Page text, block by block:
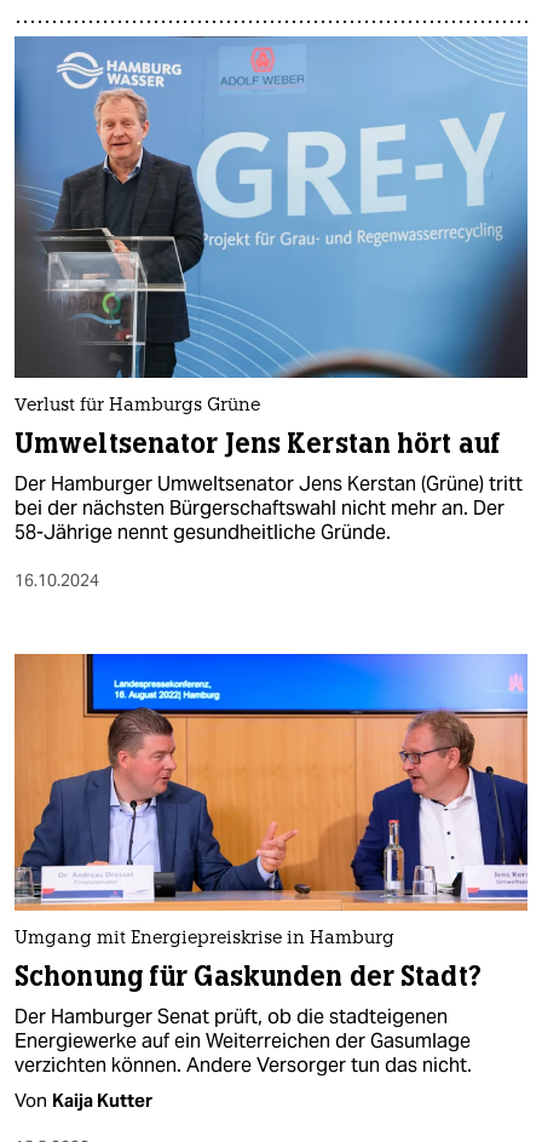
Verlust für Hamburgs Grüne
Umweltsenator Jens Kerstan hört auf
Der Hamburger Umweltsenator Jens Kerstan (Grüne) tritt
bei der nächsten Bürgerschaftswahl nicht mehr an. Der
58-Jährige nennt gesundheitliche Gründe.
16.10.2024
Umgang mit Energiepreiskrise in Hamburg
Schonung für Gaskunden der Stadt?
Der Hamburger Senat prüft, ob die stadteigenen
Energiewerke auf ein Weiterreichen der Gasumlage
verzichten können. Andere Versorger tun das nicht.
Von Kaija Kutter